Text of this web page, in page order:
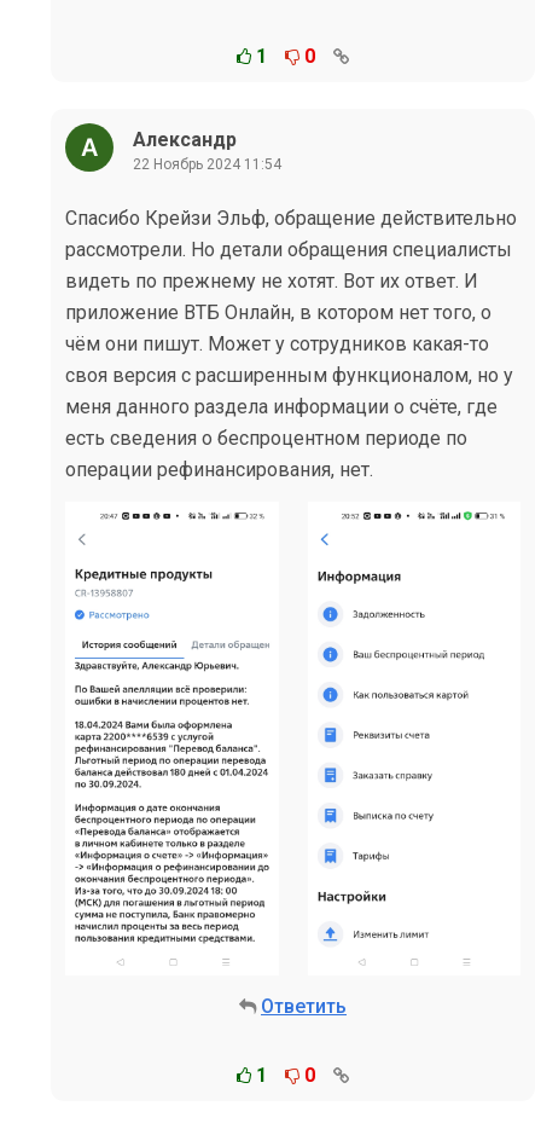
1 0
Александр
22 Ноябрь 2024 11:54
Спасибо Крейзи Эльф, обращение действительно
рассмотрели. Но детали обращения специалисты
видеть по прежнему не хотят. Вот их ответ. И
приложение ВТБ Онлайн, в котором нет того, о
чём они пишут. Может у сотрудников какая-то
своя версия с расширенным функционалом, но у
меня данного раздела информации о счёте, где
есть сведения о беспроцентном периоде по
операции рефинансирования, нет.
Ответить
1 0